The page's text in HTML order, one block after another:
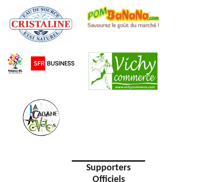
Supporters
Officiels